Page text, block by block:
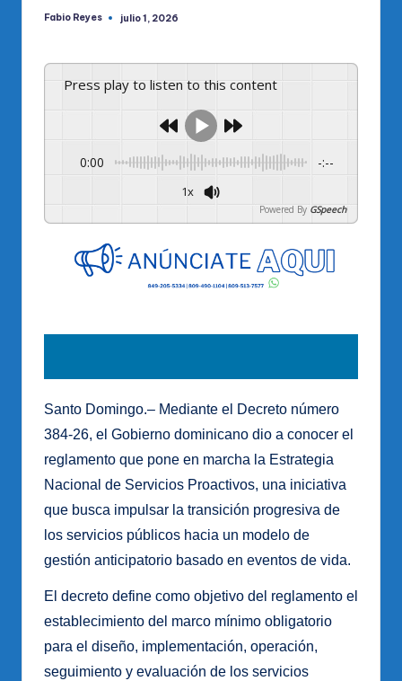
Publicado
Fabio Reyes julio 1, 2026
Press play to listen to this content
0:00 -:--
1x
Powered By GSpeech
Santo Domingo.– Mediante el Decreto número
384-26, el Gobierno dominicano dio a conocer el
reglamento que pone en marcha la Estrategia
Nacional de Servicios Proactivos, una iniciativa
que busca impulsar la transición progresiva de
los servicios públicos hacia un modelo de
gestión anticipatorio basado en eventos de vida.
El decreto define como objetivo del reglamento el
establecimiento del marco mínimo obligatorio
para el diseño, implementación, operación,
seguimiento y evaluación de los servicios